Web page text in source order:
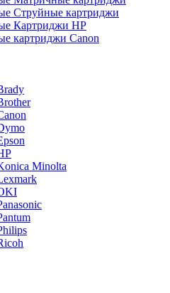
Струйные картриджи
Картриджи HP
картриджи Canon
Minolta